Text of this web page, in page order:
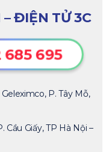
ĐIỆN TỬ 3C
695
P. Tây Mỗ,
Cầu Giấy, TP Hà Nội –